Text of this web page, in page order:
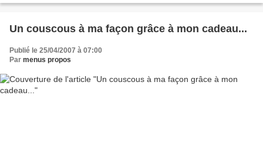
Un couscous à ma façon grâce à mon cadeau...
Publié le 25/04/2007 à 07:00
Par menus propos